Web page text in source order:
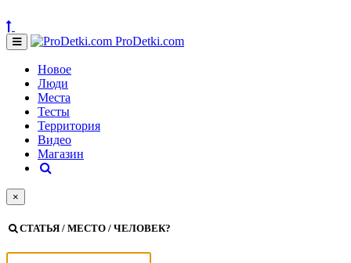
ProDetki.com
Новое
Люди
Места
Тесты
Территория
Видео
Магазин
×
СТАТЬЯ / МЕСТО / ЧЕЛОВЕК?